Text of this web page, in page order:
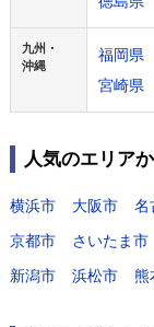
九州・
沖縄
福岡県
宮崎県
人気のエリア
横浜市 大阪市 名
京都市
さいたま市
新潟市
浜松市 熊